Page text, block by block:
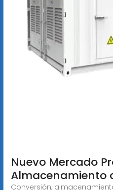
Nuevo Mercado
Almacenamiento
Conversión,